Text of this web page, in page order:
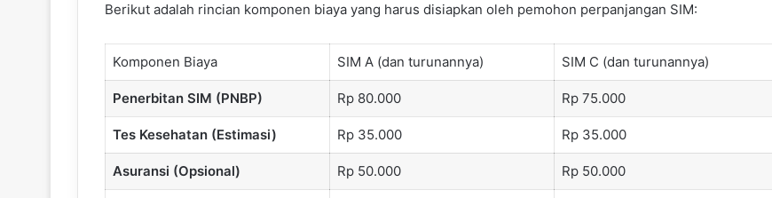
Berikut adalah rincian komponen biaya yang harus disiapkan oleh pemohon perpanjangan SIM:
Komponen Biaya SIM A (dan turunannya) SIM C (dan turunannya)
Penerbitan SIM (PNBP) Rp 80.000 Rp 75.000
Tes Kesehatan (Estimasi) Rp 35.000 Rp 35.000
Asuransi (Opsional) Rp 50.000 Rp 50.000